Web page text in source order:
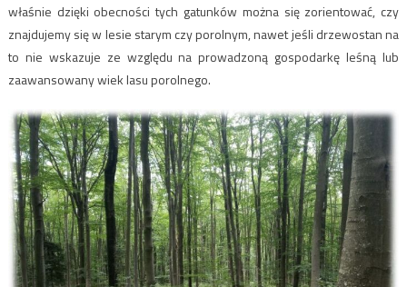
właśnie dzięki obecności tych gatunków można się zorientować, czy
znajdujemy się w lesie starym czy porolnym, nawet jeśli drzewostan na
to nie wskazuje ze względu na prowadzoną gospodarkę leśną lub
zaawansowany wiek lasu porolnego.